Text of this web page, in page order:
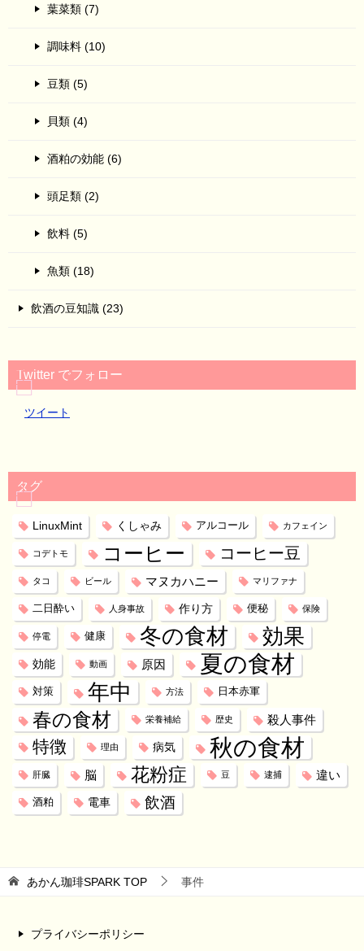
葉菜類 (7)
調味料 (10)
豆類 (5)
貝類 (4)
酒粕の効能 (6)
頭足類 (2)
飲料 (5)
魚類 (18)
飲酒の豆知識 (23)
Twitter でフォロー
ツイート
タグ
LinuxMint くしゃみ アルコール カフェイン
コデトモ コーヒー コーヒー豆
タコ ビール マヌカハニー マリファナ
二日酔い 人身事故 作り方 便秘 保険
停電 健康 冬の食材 効果
効能 動画 原因 夏の食材
対策 年中 方法 日本赤軍
春の食材 栄養補給 歴史 殺人事件
特徴 理由 病気 秋の食材
肝臓 脳 花粉症 豆 逮捕 違い
酒粕 電車 飲酒
あかん珈琲SPARK TOP 事件
プライバシーポリシー